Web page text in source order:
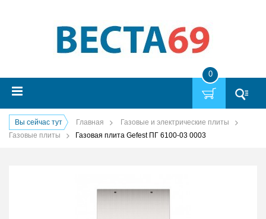
0
Вы сейчас тут Главная
Газовые и электрические плиты
Газовые плиты
Газовая плита Gefest ПГ 6100-03 0003